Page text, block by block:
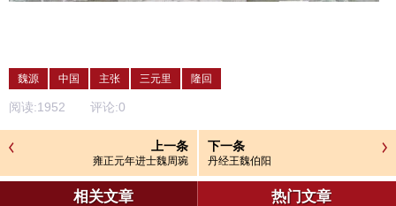
魏源 中国 主张 三元里 隆回
阅读:1952 评论:0
上一条
雍正元年进士魏周琬
下一条
丹经王魏伯阳
相关文章 热门文章